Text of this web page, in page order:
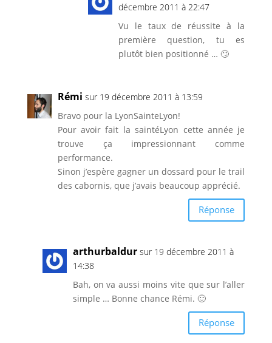
décembre 2011 à 22:47
Vu le taux de réussite à la
première question, tu es
plutôt bien positionné … 🙄
Rémi sur 19 décembre 2011 à 13:59
Bravo pour la LyonSainteLyon!
Pour avoir fait la saintéLyon cette année je
trouve ça impressionnant comme
performance.
Sinon j’espère gagner un dossard pour le trail
des cabornis, que j’avais beaucoup apprécié.
Réponse
arthurbaldur sur 19 décembre 2011 à
14:38
Bah, on va aussi moins vite que sur l’aller
simple … Bonne chance Rémi. 🙂
Réponse